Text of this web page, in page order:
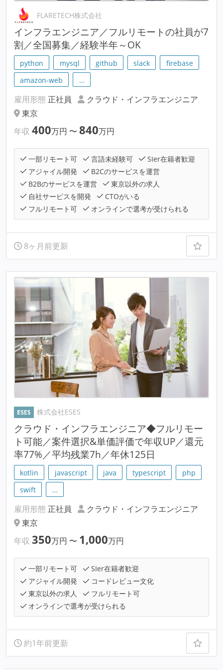
FLARETECH株式会社
インフラエンジニア／フルリモートの社員が7
割／全国募集／経験半年～OK
python mysql github slack
firebase
amazon-web
…
雇用形態 正社員
クラウド・インフラエンジニア
東京
年収 400万円 〜 840万円
一部リモート可 言語未経験可
SIer在籍者歓迎
アジャイル開発
B2Cのサービスを運営
B2Bのサービスを運営
東京以外の求人
自社サービスを開発
CTOがいる
フルリモート可
オンラインで選考が受けられる
8ヶ月前更新
株式会社ESES
クラウド・インフラエンジニア◆フルリモー
ト可能／案件選択&単価評価で年収UP／還元
率77%／平均残業7h／年休125日
kotlin javascript java typescript
php
swift
…
雇用形態 正社員
クラウド・インフラエンジニア
東京
年収 350万円 〜 1,000万円
一部リモート可
SIer在籍者歓迎
アジャイル開発
コードレビュー文化
東京以外の求人
フルリモート可
オンラインで選考が受けられる
約1年前更新